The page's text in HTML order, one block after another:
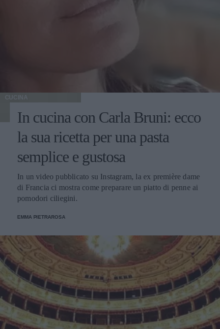
CUCINA
In cucina con Carla Bruni: ecco
la sua ricetta per una pasta
semplice e gustosa
In un video pubblicato su Instagram, la ex première dame
di Francia ci mostra come preparare un piatto di penne ai
pomodori ciliegini.
EMMA PIETRAROSA